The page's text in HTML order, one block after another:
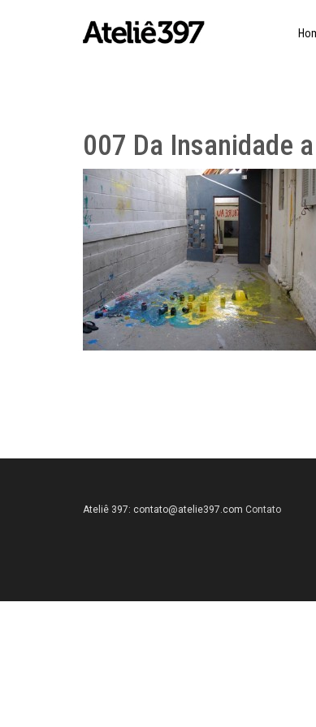
007 Da Insanidade
Ateliê 397: contato@atelie397.com Contato